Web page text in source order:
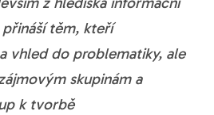
těm, kteří
vhled do problematiky, ale
skupinám a
k tvorbě